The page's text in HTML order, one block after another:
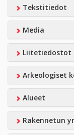
Tekstitiedot
Media
Liitetiedostot
Arkeologiset
Alueet
Rakennetun